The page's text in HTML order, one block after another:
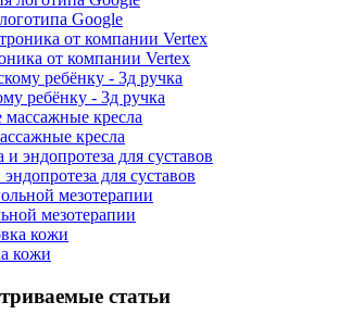
Google
от компании Vertex
ребёнку - 3д ручка
кресла
для суставов
мезотерапии
кожи
статьи